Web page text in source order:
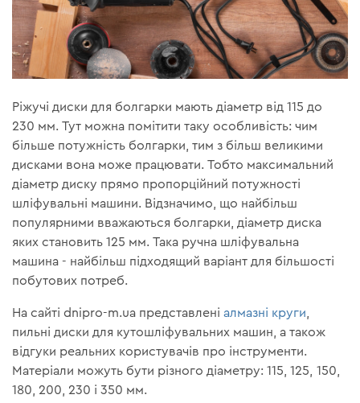
Ріжучі диски для болгарки мають діаметр від 115 до
230 мм. Тут можна помітити таку особливість: чим
більше потужність болгарки, тим з більш великими
дисками вона може працювати. Тобто максимальний
діаметр диску прямо пропорційний потужності
шліфувальні машини. Відзначимо, що найбільш
популярними вважаються болгарки, діаметр диска
яких становить 125 мм. Така ручна шліфувальна
машина - найбільш підходящий варіант для більшості
побутових потреб.
На сайті dnipro-m.ua представленіалмазні круги,
пильні диски для кутошліфувальних машин, а також
відгуки реальних користувачів про інструменти.
Матеріали можуть бути різного діаметру: 115, 125, 150,
180, 200, 230 і 350 мм.